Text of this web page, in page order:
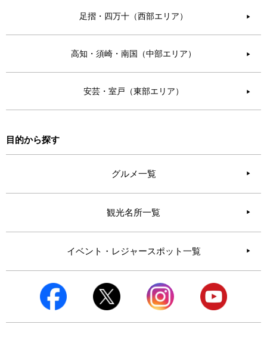
足摺・四万十（西部エリア） ▶︎
高知・須崎・南国（中部エリア） ▶︎
安芸・室戸（東部エリア） ▶︎
目的から探す
グルメ一覧
観光名所一覧
イベント・レジャースポット一覧